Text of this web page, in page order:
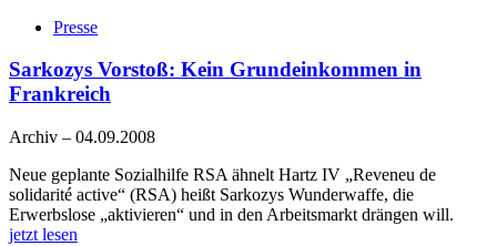
Presse
Sarkozys Vorstoß: Kein Grundeinkommen in
Frankreich
Archiv – 04.09.2008
Neue geplante Sozialhilfe RSA ähnelt Hartz IV „Reveneu de
solidarité active“ (RSA) heißt Sarkozys Wunderwaffe, die
Erwerbslose „aktivieren“ und in den Arbeitsmarkt drängen will.
jetzt lesen